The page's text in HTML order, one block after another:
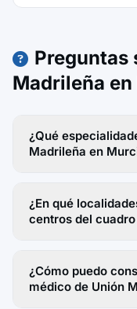
Preguntas
Madrileña
¿Qué
Madrileña en
¿En qué
centros del
¿Cómo puedo
médico de Unión